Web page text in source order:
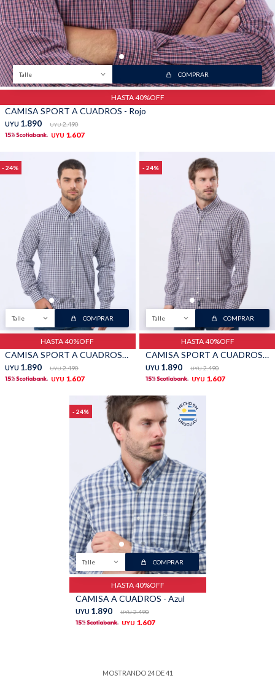
Talle COMPRAR
HASTA 40%OFF
CAMISA SPORT A CUADROS - Rojo
UYU 1.890 UYU 2.490
UYU 1.607
24
Talle COMPRAR
HASTA 40%OFF
CAMISA SPORT A CUADROS - Celeste
UYU 1.890 UYU 2.490
UYU 1.607
24
Talle COMPRAR
HASTA 40%OFF
CAMISA SPORT A CUADROS - Rojo
UYU 1.890 UYU 2.490
UYU 1.607
24
Talle COMPRAR
HASTA 40%OFF
CAMISA A CUADROS - Azul
UYU 1.890 UYU 2.490
UYU 1.607
MOSTRANDO 24DE41